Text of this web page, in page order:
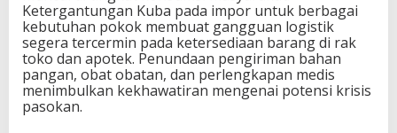
Ketergantungan Kuba pada impor untuk berbagai
kebutuhan pokok membuat gangguan logistik
segera tercermin pada ketersediaan barang di rak
toko dan apotek. Penundaan pengiriman bahan
pangan, obat obatan, dan perlengkapan medis
menimbulkan kekhawatiran mengenai potensi krisis
pasokan.